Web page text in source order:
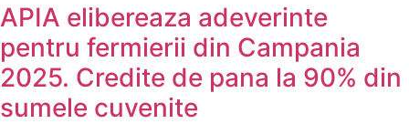
APIA elibereaza adeverinte
pentru fermierii din Campania
2025. Credite de pana la 90% din
sumele cuvenite